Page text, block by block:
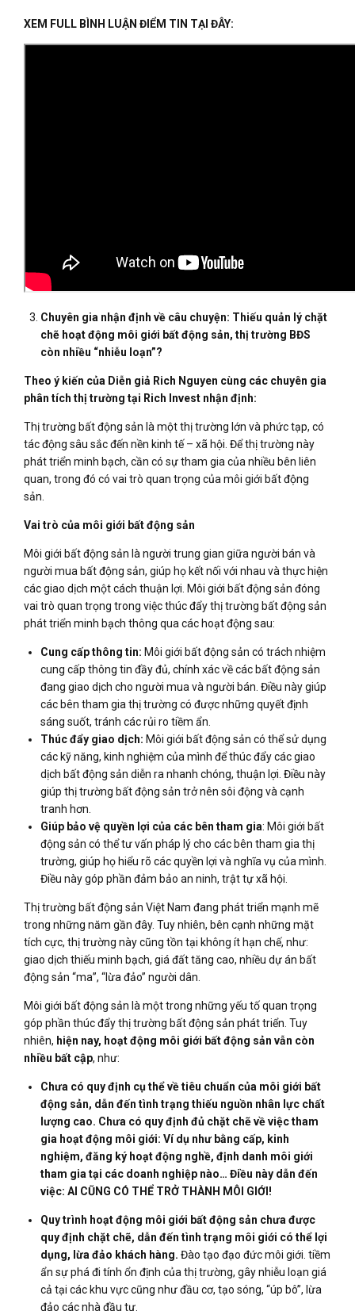
XEM FULL BÌNH LUẬN ĐIỂM TIN TẠI ĐÂY:
Chuyên gia nhận định về câu chuyện: Thiếu quản lý chặt
chẽ hoạt động môi giới bất động sản, thị trường BĐS
còn nhiều “nhiễu loạn”?
Theo ý kiến của Diễn giả Rich Nguyen cùng các chuyên gia
phân tích thị trường tại Rich Invest nhận định:
Thị trường bất động sản là một thị trường lớn và phức tạp, có
tác động sâu sắc đến nền kinh tế – xã hội. Để thị trường này
phát triển minh bạch, cần có sự tham gia của nhiều bên liên
quan, trong đó có vai trò quan trọng của môi giới bất động
sản.
Vai trò của môi giới bất động sản
Môi giới bất động sản là người trung gian giữa người bán và
người mua bất động sản, giúp họ kết nối với nhau và thực hiện
các giao dịch một cách thuận lợi. Môi giới bất động sản đóng
vai trò quan trọng trong việc thúc đẩy thị trường bất động sản
phát triển minh bạch thông qua các hoạt động sau:
Cung cấp thông tin: Môi giới bất động sản có trách nhiệm
cung cấp thông tin đầy đủ, chính xác về các bất động sản
đang giao dịch cho người mua và người bán. Điều này giúp
các bên tham gia thị trường có được những quyết định
sáng suốt, tránh các rủi ro tiềm ẩn.
Thúc đẩy giao dịch: Môi giới bất động sản có thể sử dụng
các kỹ năng, kinh nghiệm của mình để thúc đẩy các giao
dịch bất động sản diễn ra nhanh chóng, thuận lợi. Điều này
giúp thị trường bất động sản trở nên sôi động và cạnh
tranh hơn.
Giúp bảo vệ quyền lợi của các bên tham gia: Môi giới bất
động sản có thể tư vấn pháp lý cho các bên tham gia thị
trường, giúp họ hiểu rõ các quyền lợi và nghĩa vụ của mình.
Điều này góp phần đảm bảo an ninh, trật tự xã hội.
Thị trường bất động sản Việt Nam đang phát triển mạnh mẽ
trong những năm gần đây. Tuy nhiên, bên cạnh những mặt
tích cực, thị trường này cũng tồn tại không ít hạn chế, như:
giao dịch thiếu minh bạch, giá đất tăng cao, nhiều dự án bất
động sản “ma”, “lừa đảo” người dân.
Môi giới bất động sản là một trong những yếu tố quan trọng
góp phần thúc đẩy thị trường bất động sản phát triển. Tuy
nhiên, hiện nay, hoạt động môi giới bất động sản vẫn còn
nhiều bất cập, như:
Chưa có quy định cụ thể về tiêu chuẩn của môi giới bất
động sản, dẫn đến tình trạng thiếu nguồn nhân lực chất
lượng cao. Chưa có quy định đủ chặt chẽ về việc tham
gia hoạt động môi giới: Ví dụ như bằng cấp, kinh
nghiệm, đăng ký hoạt động nghề, định danh môi giới
tham gia tại các doanh nghiệp nào… Điều này dẫn đến
việc: AI CŨNG CÓ THỂ TRỞ THÀNH MÔI GIỚI!
Quy trình hoạt động môi giới bất động sản chưa được
quy định chặt chẽ, dẫn đến tình trạng môi giới có thể lợi
dụng, lừa đảo khách hàng. Đào tạo đạo đức môi giới. tiềm
ẩn sự phá đi tính ổn định của thị trường, gây nhiễu loạn giá
cả tại các khu vực cũng như đầu cơ, tạo sóng, “úp bô”, lừa
đảo các nhà đầu tư.